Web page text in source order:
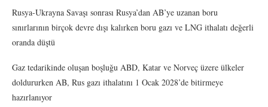
Rusya-Ukrayna Savaşı sonrası Rusya’dan AB’ye uzanan boru
sınırlarının birçok devre dışı kalırken boru gazı ve LNG ithalatı değerli
oranda düştü
Gaz tedarikinde oluşan boşluğu ABD, Katar ve Norveç üzere ülkeler
doldururken AB, Rus gazı ithalatını 1 Ocak 2028’de bitirmeye
hazırlanıyor